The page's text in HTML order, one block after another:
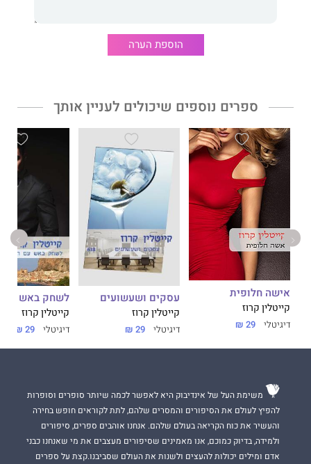
הוספת הערה
ספרים נוספים שיכולים לעניין אותך
אישה חלופית
קייטלין קרוז
דיגיטלי 29 ₪
עסקים ושעשועים
קייטלין קרוז
דיגיטלי 29 ₪
לשחק באש עם
קייטלין קרוז
דיגיטלי 29 ₪
משימת העל של אינדיבוק היא לאפשר לכמה שיותר סופרים וסופרות
להפיץ לעולם את הסיפורים והמסרים שלהם, לתת לקוראים חופש בחירה
והעשיר את כוח הקריאה בעולם שלהם. אנחנו אוהבים ספרים, סיפורים
ולמידה, בדיוק כמוכם, אנו מאמינים שסיפורים מעצבים את מי שאנחנו כבני
אדם ומילים יכולות להעצים ולשנות את העולם שסביבנו.קצת על ספרים